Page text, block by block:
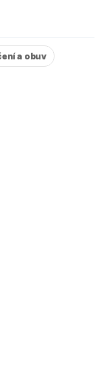
a obuv